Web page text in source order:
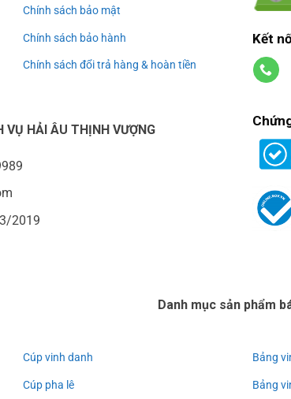
Chính sách bảo mật
Chính sách bảo hành
Chính sách đổi trả hàng & hoàn tiền
VỤ HẢI ÂU THỊNH VƯỢNG
2019
Kết
Danh mục sản phẩm
Cúp vinh danh
Cúp pha lê
Bảng
Bảng